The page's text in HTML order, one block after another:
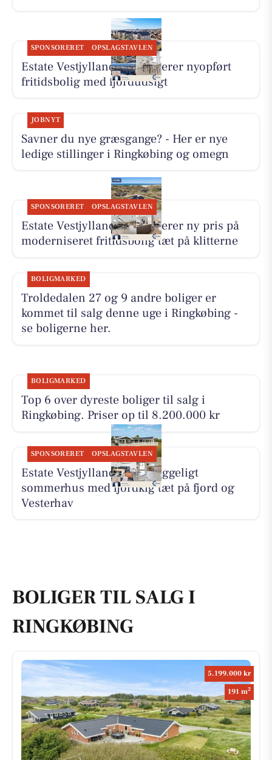
SPONSORERET OPSLAGSTAVLEN
Estate Vestjylland præsenterer nyopført
fritidsbolig med fjordudsigt
JOBNYT
Savner du nye græsgange? - Her er nye
ledige stillinger i Ringkøbing og omegn
SPONSORERET OPSLAGSTAVLEN
Estate Vestjylland præsenterer ny pris på
moderniseret fritidsbolig tæt på klitterne
BOLIGMARKED
Troldedalen 27 og 9 andre boliger er
kommet til salg denne uge i Ringkøbing -
se boligerne her.
BOLIGMARKED
Top 6 over dyreste boliger til salg i
Ringkøbing. Priser op til 8.200.000 kr
SPONSORERET OPSLAGSTAVLEN
Estate Vestjylland deler hyggeligt
sommerhus med fjordkig tæt på fjord og
Vesterhav
BOLIGER TIL SALG I
RINGKØBING
5.199.000 kr
191 m2